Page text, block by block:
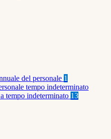
del personale 1
tempo indeterminato
tempo indeterminato 13